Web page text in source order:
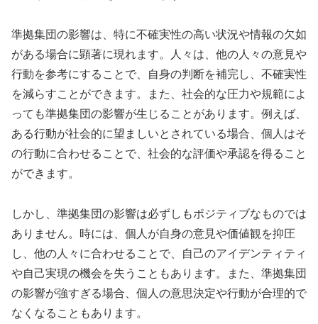
準拠集団の影響は、特に不確実性の高い状況や情報の欠如
がある場合に顕著に現れます。人々は、他の人々の意見や
行動を参考にすることで、自身の判断を補完し、不確実性
を減らすことができます。また、社会的な圧力や規範によ
っても準拠集団の影響が生じることがあります。例えば、
ある行動が社会的に望ましいとされている場合、個人はそ
の行動に合わせることで、社会的な評価や承認を得ること
ができます。
しかし、準拠集団の影響は必ずしもポジティブなものでは
ありません。時には、個人が自身の意見や価値観を抑圧
し、他の人々に合わせることで、自己のアイデンティティ
や自己実現の機会を失うこともあります。また、準拠集団
の影響が強すぎる場合、個人の意思決定や行動が合理的で
なくなることもあります。